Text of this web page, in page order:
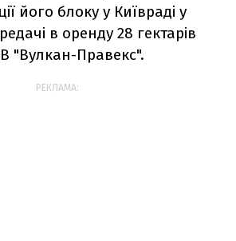
його блоку у Київраді у
в оренду 28 гектарів
"Вулкан-Правекс".
РЕКЛАМА: